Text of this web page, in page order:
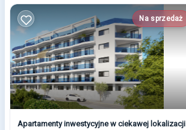
Na sprzedaż
Apartamenty inwestycyjne w ciekawej lokalizacji